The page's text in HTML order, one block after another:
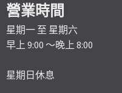
營業時間
星期一 至 星期六
早上 9:00 ～晚上 8:00
星期日休息